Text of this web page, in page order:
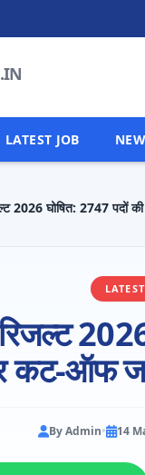
.IN
LATEST JOB
2026 घोषित: 2747 पदों
रिजल्ट
ऑफ
By Admin• 14